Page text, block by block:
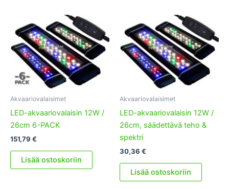
Akvaariovalaisimet
LED-akvaariovalaisin 12W /
26cm 6-PACK
151,79 €
Lisää ostoskoriin
Akvaariovalaisimet
LED-akvaariovalaisin 12W /
26cm, säädettävä teho &
spektri
30,36 €
Lisää ostoskoriin